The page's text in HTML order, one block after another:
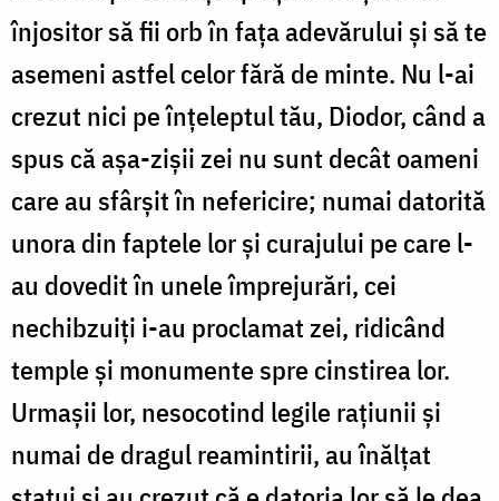
înjositor să fii orb în fața adevărului și să te
asemeni astfel celor fără de minte. Nu l-ai
crezut nici pe înțeleptul tău, Diodor, când a
spus că așa-zișii zei nu sunt decât oameni
care au sfârșit în nefericire; numai datorită
unora din fap­tele lor și curajului pe care l-
au dovedit în unele împrejurări, cei
nechibzuiți i-au pro­clamat zei, ridicând
temple și monumente spre cinstirea lor.
Urmașii lor, nesocotind legile rațiunii și
numai de dragul reamintirii, au înălțat